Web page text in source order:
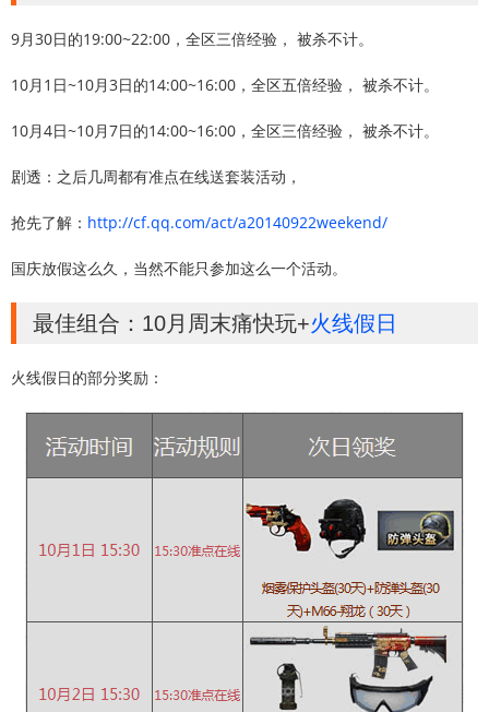
9月30日的19:00~22:00，全区三倍经验， 被杀不计。
10月1日~10月3日的14:00~16:00，全区五倍经验， 被杀不计。
10月4日~10月7日的14:00~16:00，全区三倍经验， 被杀不计。
剧透：之后几周都有准点在线送套装活动，
抢先了解： http://cf.qq.com/act/a20140922weekend/
国庆放假这么久，当然不能只参加这么一个活动。
最佳组合：10月周末痛快玩+火线假日
火线假日的部分奖励：